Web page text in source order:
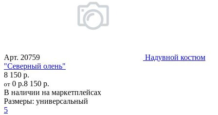
Арт. 20759
Надувной костюм
"Северный олень"
8 150 р.
от 0 р.8 150 р.
В наличии на маркетплейсах
Размеры: универсальный
5